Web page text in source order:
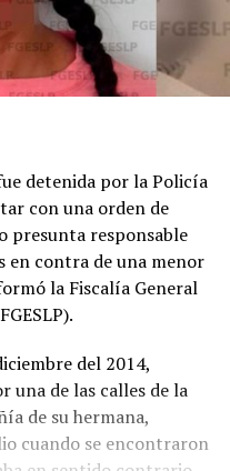
detenida por la Policía
con una orden de
presunta responsable
en contra de una menor
la Fiscalía General
del 2014,
una de las calles de la
de su hermana,
cuando se encontraron